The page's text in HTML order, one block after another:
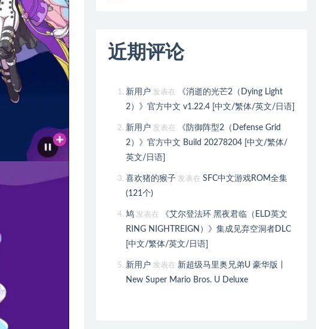
近期评论
新用户 发表在
《消逝的光芒2（Dying Light
2）》官方中文 v1.22.4 [中文/繁体/英文/日语]
新用户 发表在
《防御阵型2（Defense Grid
2）》官方中文 Build 20278204 [中文/繁体/
英文/日语]
喜欢猪的猴子 发表在SFC中文游戏ROM全集
(121个)
鸠 发表在
《艾尔登法环 黑夜君临（ELD英文
RING NIGHTREIGN）》集成见弃空洞者DLC
[中文/繁体/英文/日语]
新用户 发表在 新超级马里奥兄弟U 豪华版丨
New Super Mario Bros. U Deluxe